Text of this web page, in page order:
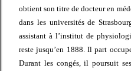
obtient son titre de docteur en
dans les universités de
assistant à l’institut de
reste jusqu’en 1888. Il part
Durant les congés, il poursuit